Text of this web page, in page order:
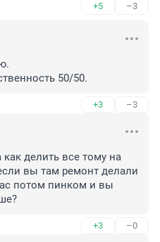
+5 –3
50/50.
+3 –3
делить все тому на
вы там ремонт делали
потом пинком и вы
+3 –0